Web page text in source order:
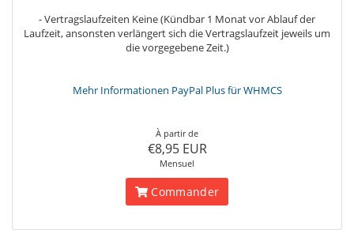
- Vertragslaufzeiten Keine (Kündbar 1 Monat vor Ablauf der
Laufzeit, ansonsten verlängert sich die Vertragslaufzeit jeweils um
die vorgegebene Zeit.)
Mehr Informationen PayPal Plus für WHMCS
À partir de
€8,95 EUR
Mensuel
Commander